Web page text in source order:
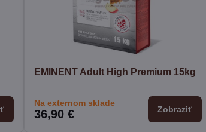
EMINENT Adult High Premium 15kg
Na externom sklade
36,90 € Zobraziť